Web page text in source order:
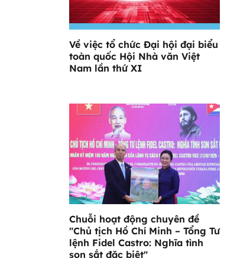
Về việc tổ chức Đại hội đại biểu
toàn quốc Hội Nhà văn Việt
Nam lần thứ XI
Chuỗi hoạt động chuyên đề
"Chủ tịch Hồ Chí Minh – Tổng Tư
lệnh Fidel Castro: Nghĩa tình
son sắt đặc biệt"